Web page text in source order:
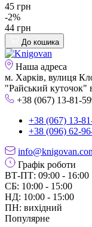
45 грн
-2%
44 грн
До кошика
Наша адреса
м. Харків, вулиця
"Райський куточок"
+38 (067) 13-81-
+38 (067) 13-
+38 (096) 62-
Графік роботи
ВТ-ПТ: 09:00 - 16:00
СБ: 10:00 - 15:00
НД: 10:00 - 15:00
ПН: вихідний
Популярне